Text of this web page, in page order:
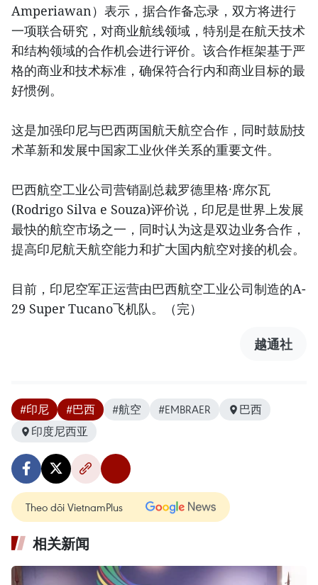
Amperiawan）表示，据合作备忘录，双方将进行
一项联合研究，对商业航线领域，特别是在航天技术
和结构领域的合作机会进行评价。该合作框架基于严
格的商业和技术标准，确保符合行内和商业目标的最
好惯例。
这是加强印尼与巴西两国航天航空合作，同时鼓励技
术革新和发展中国家工业伙伴关系的重要文件。
巴西航空工业公司营销副总裁罗德里格·席尔瓦
(Rodrigo Silva e Souza)评价说，印尼是世界上发展
最快的航空市场之一，同时认为这是双边业务合作，
提高印尼航天航空能力和扩大国内航空对接的机会。
目前，印尼空军正运营由巴西航空工业公司制造的A-
29 Super Tucano飞机队。（完）
越通社
#印尼 #巴西 #航空 #EMBRAER
巴西
印度尼西亚
Theo dõi VietnamPlus
相关新闻